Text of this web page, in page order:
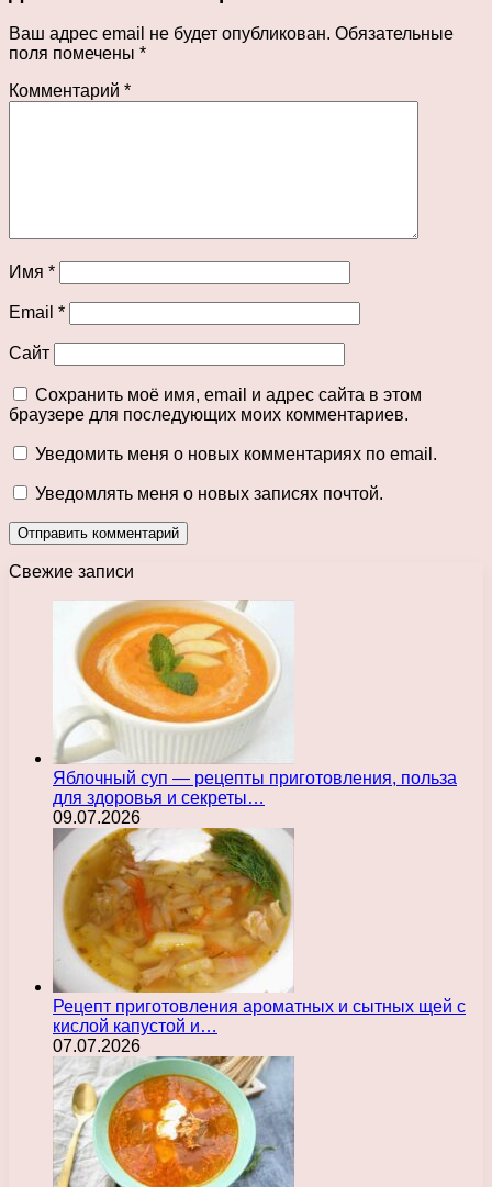
Ваш адрес email не будет опубликован. Обязательные
поля помечены *
Комментарий *
Имя *
Email *
Сайт
Сохранить моё имя, email и адрес сайта в этом
браузере для последующих моих комментариев.
Уведомить меня о новых комментариях по email.
Уведомлять меня о новых записях почтой.
Свежие записи
Яблочный суп — рецепты приготовления, польза
для здоровья и секреты…
09.07.2026
Рецепт приготовления ароматных и сытных щей с
кислой капустой и…
07.07.2026